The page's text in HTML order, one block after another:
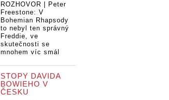
ROZHOVOR | Peter
Freestone: V
Bohemian Rhapsody
to nebyl ten správný
Freddie, ve
skutečnosti se
mnohem víc smál
STOPY DAVIDA
BOWIEHO V
ČESKU